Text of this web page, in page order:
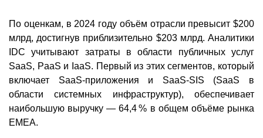
По оценкам, в 2024 году объём отрасли превысит $200
млрд, достигнув приблизительно $203 млрд. Аналитики
IDC учитывают затраты в области публичных услуг
SaaS, PaaS и IaaS. Первый из этих сегментов, который
включает SaaS-приложения и SaaS-SIS (SaaS в
области системных инфраструктур), обеспечивает
наибольшую выручку — 64,4 % в общем объёме рынка
ЕМЕА.